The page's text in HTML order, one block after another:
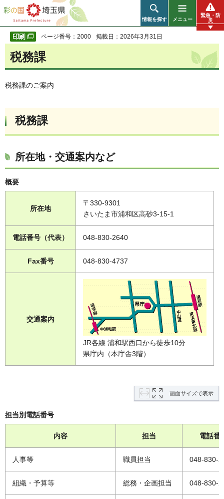
彩の国 埼玉県
情報を探す メニュー
緊急・防
災
ページ番号：2000 掲載日：2026年3月31日
税務課
税務課のご案内
税務課
所在地・交通案内など
概要
所在地
〒330-9301
さいたま市浦和区高砂3-15-1
電話番号（代表） 048-830-2640
Fax番号 048-830-4737
交通案内
JR各線 浦和駅西口から徒歩10分
県庁内（本庁舎3階）
画面サイズで表示
担当別電話番号
内容 担当 電話番
人事等 職員担当 048-830-
組織・予算等 総務・企画担当 048-830-